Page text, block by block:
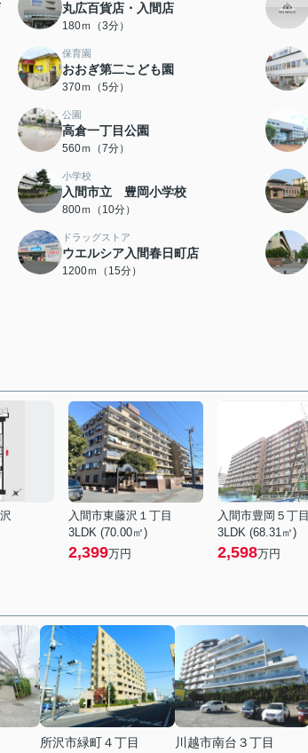
丸広百貨店・入間店
180ｍ（3分）
保育園
おおぎ第二こども園
370ｍ（5分）
公園
高倉一丁目公園
560ｍ（7分）
小学校
入間市立 豊岡小学校
800ｍ（10分）
ドラッグストア
ウエルシア入間春日町店
1200ｍ（15分）
入間市東藤沢１丁目
3LDK (70.00㎡)
2,399万円
入間市豊岡５丁目
3LDK (68.31㎡)
2,598万円
所沢市緑町４丁目
川越市南台３丁目